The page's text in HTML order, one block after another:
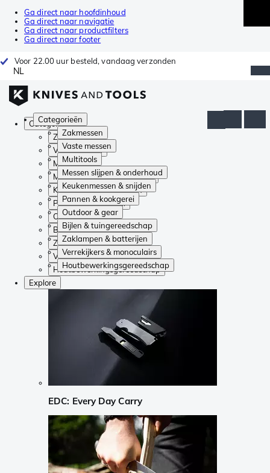
Ga direct naar hoofdinhoud
Ga direct naar navigatie
Ga direct naar productfilters
Ga direct naar footer
Voor 22.00 uur besteld, vandaag verzonden
NL
Categorieën
Zakmessen
Vaste messen
Multitools
Messen slijpen & onderhoud
Keukenmessen & snijden
Pannen & kookgerei
Outdoor & gear
Bijlen & tuingereedschap
Zaklampen & batterijen
Verrekijkers & monoculairs
Houtbewerkingsgereedschap
Categorieën
Zakmessen
Vaste messen
Multitools
Messen slijpen & onderhoud
Keukenmessen & snijden
Pannen & kookgerei
Outdoor & gear
Bijlen & tuingereedschap
Zaklampen & batterijen
Verrekijkers & monoculairs
Houtbewerkingsgereedschap
Explore
EDC: Every Day Carry